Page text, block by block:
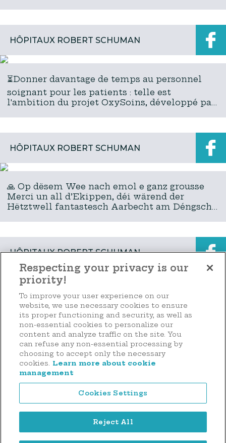
Make a donation
HÔPITAUX ROBERT SCHUMAN
⏳Donner davantage de temps au personnel
soignant pour les patients : telle est
l'ambition du projet OxySoins, développé par
HÔPITAUX ROBERT SCHUMAN
🙏 Op dësem Wee nach emol e ganz grousse
Merci un all d’Ekippen, déi wärend der
Hëtztwell fantastesch Aarbecht am Déngscht
HÔPITAUX ROBERT SCHUMAN
📅 𝐒𝐚𝐯𝐞 𝐭𝐡𝐞 𝐝𝐚𝐭𝐞 !Les Hôpitaux Robert Schuman
ont le plaisir de vous inviter à une 𝐜𝐨𝐧𝐟𝐞́𝐫𝐞𝐧𝐜𝐞
𝐦𝐞́𝐝𝐢𝐜𝐚𝐥𝐞 co...
HÔPITAUX ROBERT SCHUMAN
🇫🇷⚠️Pour des raisons techniques, la 𝐩𝐨𝐥𝐢𝐜𝐥𝐢𝐧𝐢𝐪𝐮𝐞/
44 rue d'Anvers
L-1130 Luxembourg
Tél. : (+352) 2636 9900
Respecting your privacy is our
priority!
To improve your user experience on our
website, we use necessary cookies to ensure
its proper functioning and security, as well as
non-essential cookies to personalize our
content and analyze traffic on the site. You
can refuse any non-essential processing by
choosing to accept only the necessary
cookies.
Learn more about cookie
management
Cookies Settings
Reject All